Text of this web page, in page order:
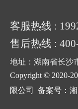
客服热线 :
售后热线 :
地址：湖南省长沙
Copyright © 2020-
限公司 备案号：湘